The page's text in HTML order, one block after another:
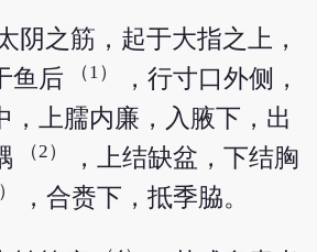
阴之筋，起于大指之上，
鱼后
（1）
，行寸口外侧，
，上臑内廉，入腋下，出
（2）
，上结缺盆，下结胸
，合赉下，抵季脇。